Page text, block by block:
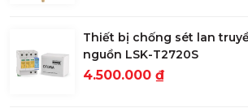
Thiết bị chống sét lan
nguồn LSK-T2720S
4.500.000 ₫